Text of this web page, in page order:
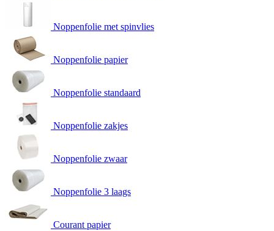
Noppenfolie met spinvlies
Noppenfolie papier
Noppenfolie standaard
Noppenfolie zakjes
Noppenfolie zwaar
Noppenfolie 3 laags
Courant papier